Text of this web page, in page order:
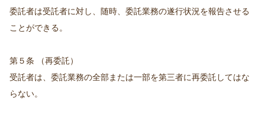
委託者は受託者に対し、随時、委託業務の遂行状況を報告させる
ことができる。
第５条 （再委託）
受託者は、委託業務の全部または一部を第三者に再委託してはな
らない。